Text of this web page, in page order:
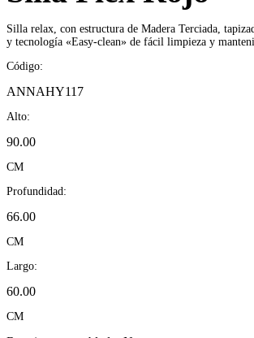
Silla relax, con estructura de Madera Terciada,
y tecnología «Easy-clean» de fácil limpieza y
Código:
ANNAHY117
Alto:
90.00
CM
Profundidad:
66.00
CM
Largo:
60.00
CM